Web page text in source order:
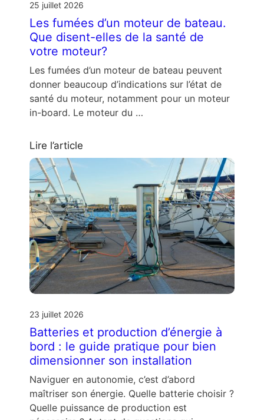
25 juillet 2026
Les fumées d’un moteur de bateau.
Que disent-elles de la santé de
votre moteur?
Les fumées d’un moteur de bateau peuvent
donner beaucoup d’indications sur l’état de
santé du moteur, notamment pour un moteur
in-board. Le moteur du …
Lire l’article
23 juillet 2026
Batteries et production d’énergie à
bord : le guide pratique pour bien
dimensionner son installation
Naviguer en autonomie, c’est d’abord
maîtriser son énergie. Quelle batterie choisir ?
Quelle puissance de production est